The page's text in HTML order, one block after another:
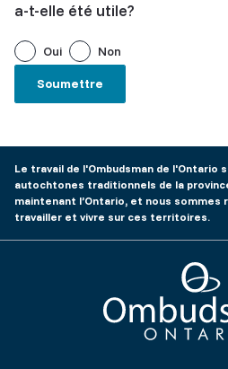
a-t-elle été utile?
Oui Non
Le travail de l'Ombudsman de
autochtones traditionnels de la
maintenant l’Ontario, et nous sommes
travailler et vivre sur ces territoires.